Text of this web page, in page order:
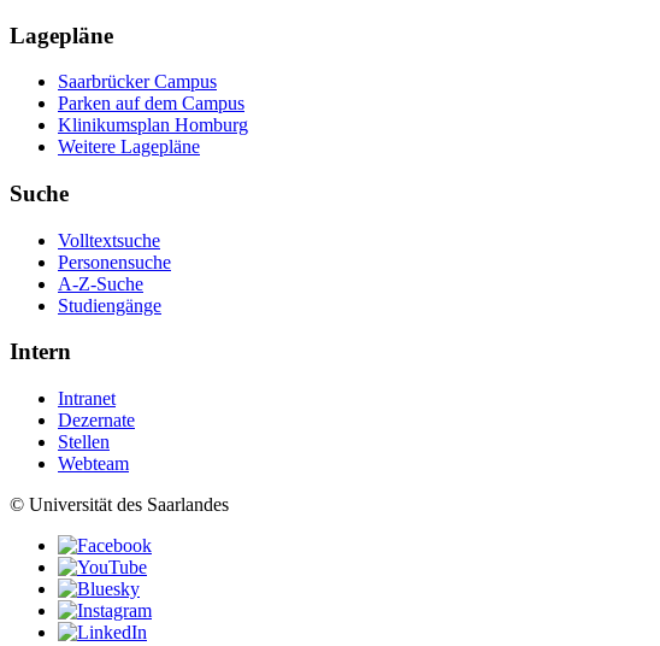
Lagepläne
Saarbrücker Campus
Parken auf dem Campus
Klinikumsplan Homburg
Weitere Lagepläne
Suche
Volltextsuche
Personensuche
A-Z-Suche
Studiengänge
Intern
Intranet
Dezernate
Stellen
Webteam
© Universität des Saarlandes